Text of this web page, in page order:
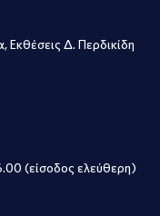
Εκθέσεις Δ. Περδικίδη
(είσοδος ελεύθερη)